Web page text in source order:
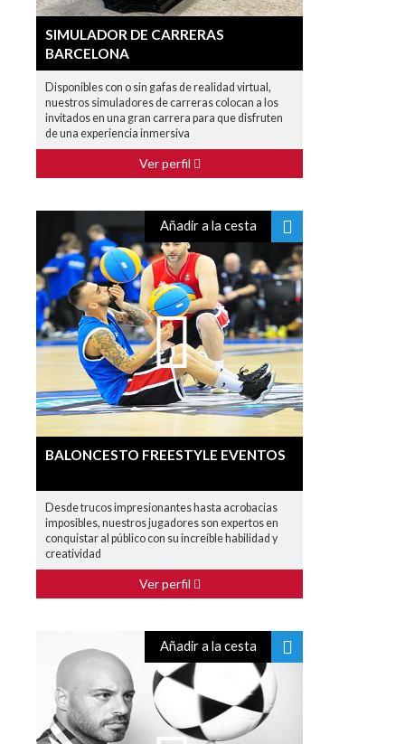
SIMULADOR DE CARRERAS
BARCELONA
Disponibles con o sin gafas de realidad virtual,
nuestros simuladores de carreras colocan a los
invitados en una gran carrera para que disfruten
de una experiencia inmersiva
Ver perfil
Añadir a la cesta
BALONCESTO FREESTYLE EVENTOS
Desde trucos impresionantes hasta acrobacias
imposibles, nuestros jugadores son expertos en
conquistar al público con su increíble habilidad y
creatividad
Ver perfil
Añadir a la cesta